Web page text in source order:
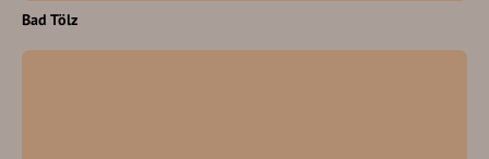
Bad Tölz